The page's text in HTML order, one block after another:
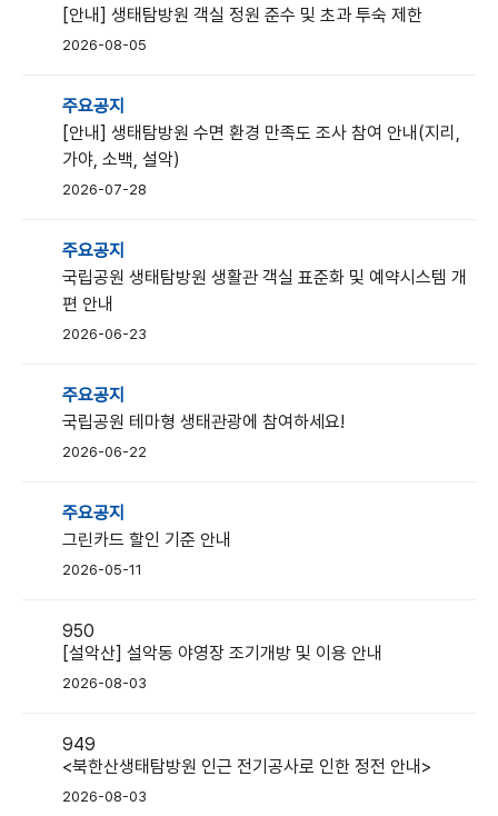
[안내] 생태탐방원 객실 정원 준수 및 초과 투숙 제한
2026-08-05
주요공지
[안내] 생태탐방원 수면 환경 만족도 조사 참여 안내(지리,
가야, 소백, 설악)
2026-07-28
주요공지
국립공원 생태탐방원 생활관 객실 표준화 및 예약시스템 개
편 안내
2026-06-23
주요공지
국립공원 테마형 생태관광에 참여하세요!
2026-06-22
주요공지
그린카드 할인 기준 안내
2026-05-11
950
[설악산] 설악동 야영장 조기개방 및 이용 안내
2026-08-03
949
<북한산생태탐방원 인근 전기공사로 인한 정전 안내>
2026-08-03